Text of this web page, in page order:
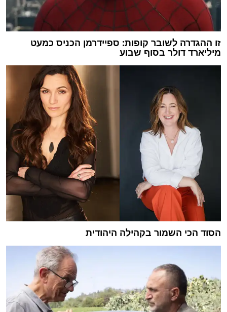
זו ההגדרה לשובר קופות: ספיידרמן הכניס כמעט
מיליארד דולר בסוף שבוע
הסוד הכי השמור בקהילה היהודית